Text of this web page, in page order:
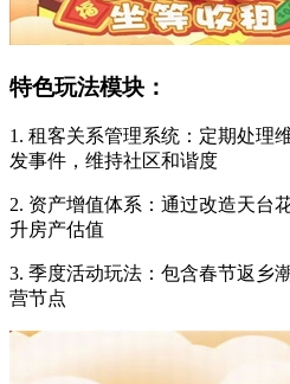
特色玩法模块：
1. 租客关系管理系统：定期处理
发事件，维持社区和谐度
2. 资产增值体系：通过改造天台
升房产估值
3. 季度活动玩法：包含春节返乡
营节点